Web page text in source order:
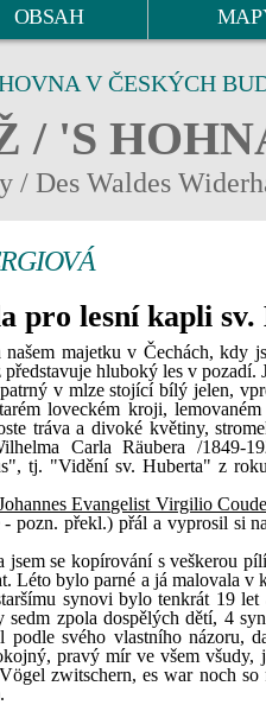
OBSAH
V ČESKÝCH
/ 'S
/ Des Waldes
pro lesní kapli
majetku v Čechách, kdy
hluboký les v pozadí.
v mlze stojící bílý jelen,
loveckém kroji,
tráva a divoké květiny,
Carla Räubera /1849-
tj. "Vidění sv. Huberta" z
Evangelist Virgilio
pozn. překl.) přál a vyprosil si
se kopírování s veškerou
Léto bylo parné a já malovala v
synovi bylo tenkrát 19 let
zpola dospělých dětí, 4
svého vlastního názoru,
pravý mír ve všem všudy,
zwitschern, es war noch so